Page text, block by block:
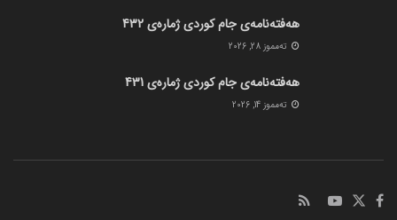
هەفتەنامەی جام کوردی ژمارەی 432
ته‌مموز 28, 2026
هەفتەنامەی جام کوردی ژمارەی 431
ته‌مموز 14, 2026